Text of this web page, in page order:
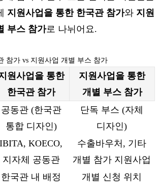
지원사업을 통한 한국관 참가와 지원
부스 참가로 나뉘어요.
참가 vs 지원사업 개별 부스 참가
원사업을 통한
한국관 참가
지원사업을 통한
개별 부스 참가
공동관 (한국관
통합 디자인)
단독 부스 (자체
디자인)
IBITA, KOECO,
지자체 공동관
수출바우처, 기타
개별 참가 지원사업
한국관 내 배정
개별 신청 위치